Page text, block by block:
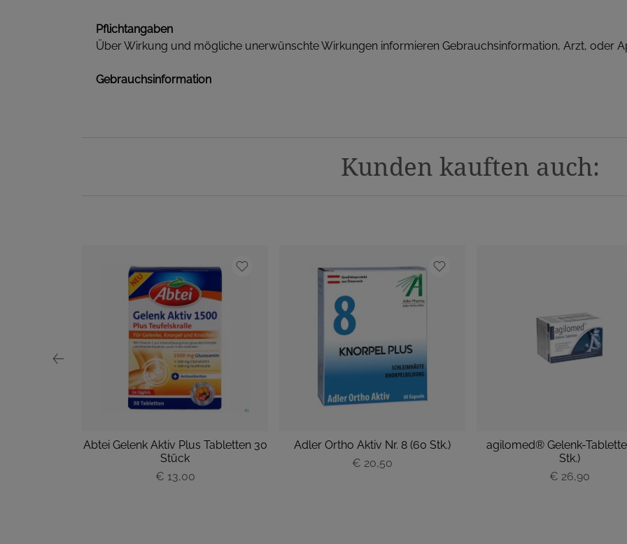
Pflichtangaben
Über Wirkung und mögliche unerwünschte Wirkungen informieren Gebrauchsinformation, Arzt, oder
Gebrauchsinformation
Kunden kauften auch:
Abtei Gelenk Aktiv Plus Tabletten 30
Stück
€ 13,00
Adler Ortho Aktiv Nr. 8 (60 Stk.)
€ 20,50
agilomed® Gelenk-
Stk.)
€ 26,90
P
r